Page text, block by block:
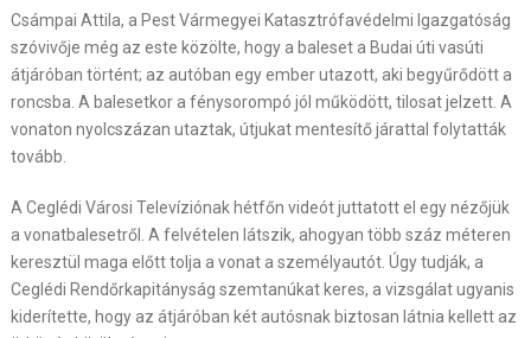
Csámpai Attila, a Pest Vármegyei Katasztrófavédelmi Igazgatóság
szóvivője még az este közölte, hogy a baleset a Budai úti vasúti
átjáróban történt; az autóban egy ember utazott, aki begyűrődött a
roncsba. A balesetkor a fénysorompó jól működött, tilosat jelzett. A
vonaton nyolcszázan utaztak, útjukat mentesítő járattal folytatták
tovább.
A Ceglédi Városi Televíziónak hétfőn videót juttatott el egy nézőjük
a vonatbalesetről. A felvételen látszik, ahogyan több száz méteren
keresztül maga előtt tolja a vonat a személyautót. Úgy tudják, a
Ceglédi Rendőrkapitányság szemtanúkat keres, a vizsgálat ugyanis
kiderítette, hogy az átjáróban két autósnak biztosan látnia kellett az